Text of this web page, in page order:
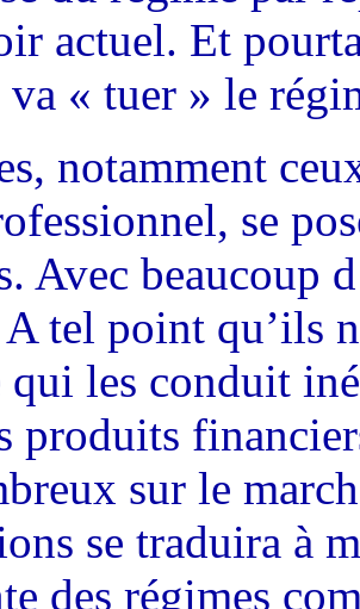
actuel. Et
va « tuer » le
notamment
se
Avec beaucoup
tel point qu’ils
qui les conduit
produits
sur le
se traduira à
des régimes